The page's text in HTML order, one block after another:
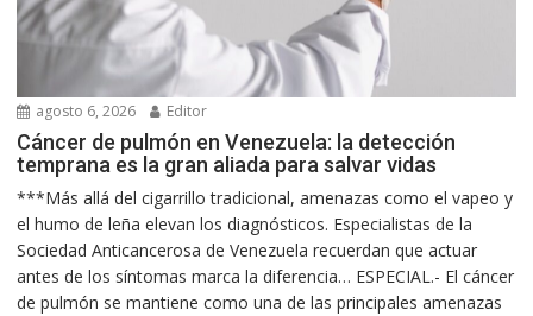
agosto 6, 2026 Editor
Cáncer de pulmón en Venezuela: la detección
temprana es la gran aliada para salvar vidas
***Más allá del cigarrillo tradicional, amenazas como el vapeo y
el humo de leña elevan los diagnósticos. Especialistas de la
Sociedad Anticancerosa de Venezuela recuerdan que actuar
antes de los síntomas marca la diferencia… ESPECIAL.- El cáncer
de pulmón se mantiene como una de las principales amenazas